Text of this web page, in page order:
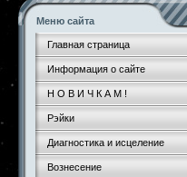
Меню сайта
Главная страница
Информация о сайте
Н О В И Ч К А М !
Рэйки
Диагностика и исцеление
Вознесение